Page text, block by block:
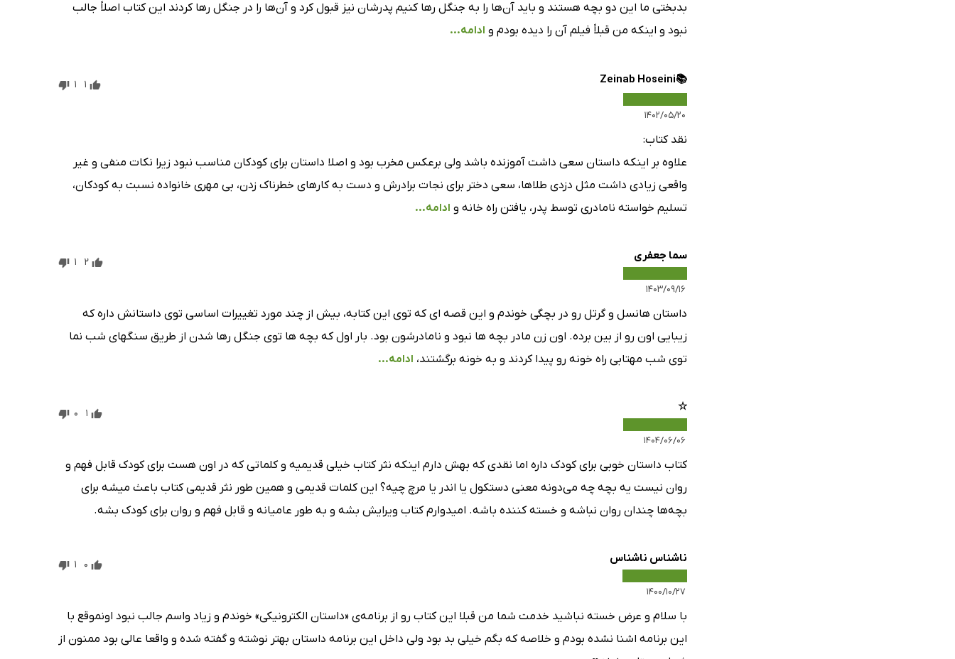
بدبختی ما این دو بچه هستند و باید آن‌ها را به جنگل رها کنیم پدرشان نیز قبول کرد و آن‌ها را در جنگل رها کردند این کتاب اصلاً جالب
نبود و اینکه من قبلاً فیلم آن را دیده بودم و ادامه...
📚Zeinab Hoseini
۱۴۰۲/۰۵/۲۰
1
1
نقد کتاب:
علاوه بر اینکه داستان سعی داشت آموزنده باشد ولی برعکس مخرب بود و اصلا داستان برای کودکان مناسب نبود زیرا نکات منفی و غیر
واقعی زیادی داشت مثل دزدی طلاها، سعی دختر برای نجات برادرش و دست به کارهای خطرناک زدن، بی مهری خانواده نسبت به کودکان،
تسلیم خواسته نامادری توسط پدر، یافتن راه خانه و ادامه...
سما جعفری
۱۴۰۳/۰۹/۱۶
2
1
داستان هانسل و گرتل رو در بچگی خوندم و این قصه ای که توی این کتابه، بیش از چند مورد تغییرات اساسی توی داستانش داره که
زیبایی اون رو از بین برده. اون زن مادر بچه ها نبود و نامادرشون بود. بار اول که بچه ها توی جنگل رها شدن از طریق سنگهای شب نما
توی شب مهتابی راه خونه رو پیدا کردند و به خونه برگشتند، ادامه...
☆
۱۴۰۴/۰۶/۰۶
1
0
کتاب داستان خوبی برای کودک داره اما نقدی که بهش دارم اینکه نثر کتاب خیلی قدیمیه و کلماتی که در اون هست برای کودک قابل فهم و
روان نیست یه بچه چه می‌دونه معنی دستکول یا اندر یا مرچ چیه؟ این کلمات قدیمی و همین طور نثر قدیمی کتاب باعث میشه برای
بچه‌ها چندان روان نباشه و خسته کننده باشه. امیدوارم کتاب ویرایش بشه و به طور عامیانه و قابل فهم و روان برای کودک بشه.
ناشناس ناشناس
۱۴۰۰/۱۰/۲۷
0
1
با سلام و عرض خسته نباشید خدمت شما من قبلا این کتاب رو از برنامه‌ی «داستان الکترونیکی» خوندم و زیاد واسم جالب نبود اونموقع با
این برنامه اشنا نشده بودم و خلاصه که بگم خیلی بد بود ولی داخل این برنامه داستان بهتر نوشته و گفته شده و واقعا عالی بود ممنون از